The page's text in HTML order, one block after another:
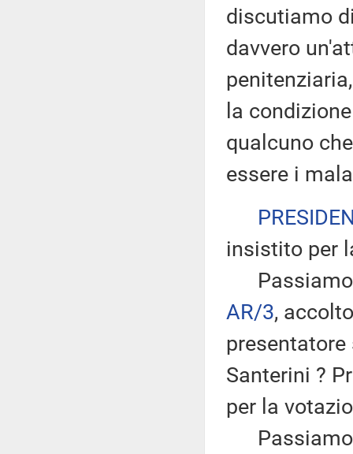
discutiamo
davvero
la
qualcuno
essere i
insistito per
Passiamo
AR/3,
Santerini ?
per la
Passiamo